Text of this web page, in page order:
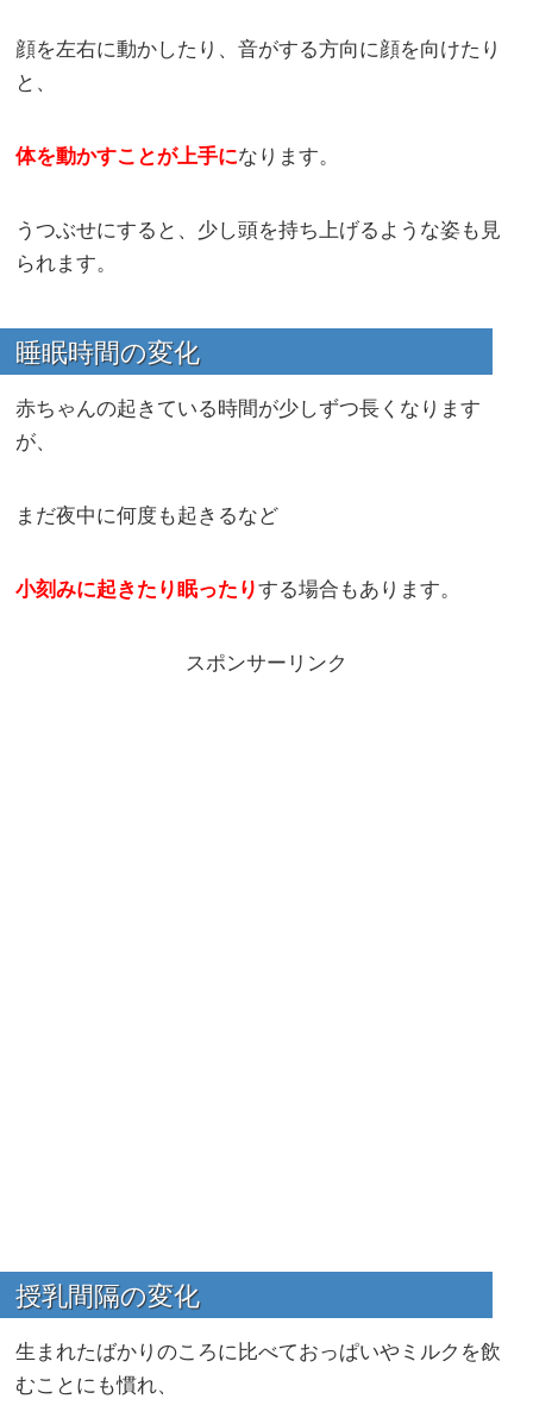
顔を左右に動かしたり、音がする方向に顔を向けたり
と、
体を動かすことが上手になります。
うつぶせにすると、少し頭を持ち上げるような姿も見
られます。
睡眠時間の変化
赤ちゃんの起きている時間が少しずつ長くなります
が、
まだ夜中に何度も起きるなど
小刻みに起きたり眠ったりする場合もあります。
スポンサーリンク
授乳間隔の変化
生まれたばかりのころに比べておっぱいやミルクを飲
むことにも慣れ、